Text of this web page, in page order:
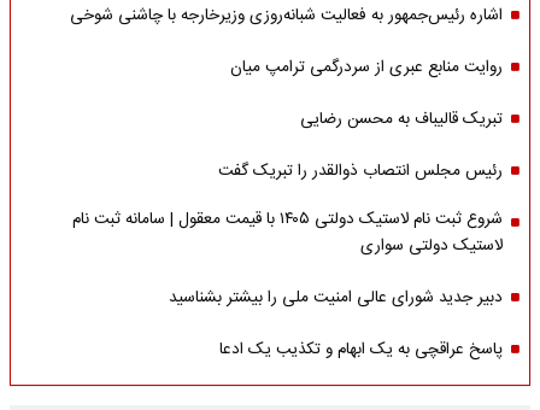
اشاره‌ رئیس‌جمهور به فعالیت شبانه‌روزی وزیر‌خارجه با چاشنی شوخی
روایت منابع عبری از سردرگمی ترامپ میان
تبریک قالیباف به محسن رضایی
رئیس مجلس انتصاب ذوالقدر را تبریک گفت
شروع ثبت نام لاستیک دولتی ۱۴۰۵ با قیمت معقول | سامانه ثبت نام
لاستیک دولتی سواری
دبیر جدید شورای عالی امنیت ملی را بیشتر بشناسید
پاسخ عراقچی به یک ابهام و تکذیب یک ادعا